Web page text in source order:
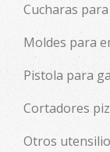
Cucharas
Moldes para
Pistola para
Cortadores
Otros